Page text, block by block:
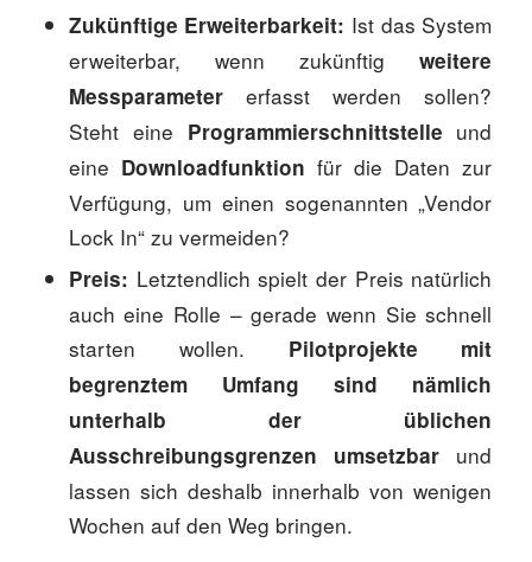
Zukünftige Erweiterbarkeit: Ist das System
erweiterbar, wenn zukünftigweitere
Messparametererfasst werden sollen?
Steht eine Programmierschnittstelle und
eine Downloadfunktion für die Daten zur
Verfügung, um einen sogenannten „Vendor
Lock In“ zu vermeiden?
Preis: Letztendlich spielt der Preis natürlich
auch eine Rolle – gerade wenn Sie schnell
starten wollen. Pilotprojekte mit
begrenztem Umfang sind nämlich
unterhalb der üblichen
Ausschreibungsgrenzen umsetzbar und
lassen sich deshalb innerhalb von wenigen
Wochen auf den Weg bringen.